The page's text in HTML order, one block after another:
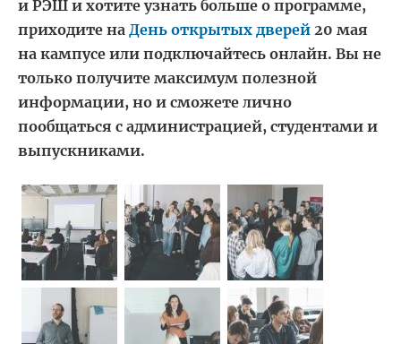
и РЭШ и хотите узнать больше о программе,
приходите на День открытых дверей 20 мая
на кампусе или подключайтесь онлайн. Вы не
только получите максимум полезной
информации, но и сможете лично
пообщаться с администрацией, студентами и
выпускниками.